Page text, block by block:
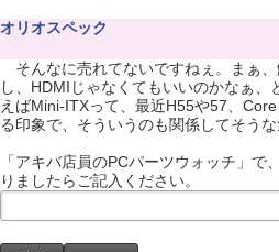
オリオスペック
そんなに売れてないですねぇ。まぁ
し、HDMIじゃなくてもいいのかなぁ
えばMini-ITXって、最近H55や57、
る印象で、そういうのも関係してそうな
「アキバ店員のPCパーツウォッチ」で
りましたらご記入ください。